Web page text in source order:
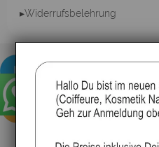
▸Widerrufsbelehrung